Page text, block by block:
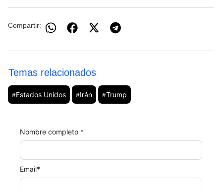
Compartir:
Temas relacionados
#Estados Unidos #Irán #Trump
Nombre completo *
Email*